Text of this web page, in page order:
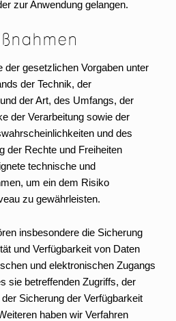
zur Anwendung gelangen.
der gesetzlichen Vorgaben unter
der Technik, der
der Art, des Umfangs, der
der Verarbeitung sowie der
und des
der Rechte und Freiheiten
technische und
um ein dem Risiko
zu gewährleisten.
insbesondere die Sicherung
und Verfügbarkeit von Daten
und elektronischen Zugangs
sie betreffenden Zugriffs, der
Sicherung der Verfügbarkeit
haben wir Verfahren